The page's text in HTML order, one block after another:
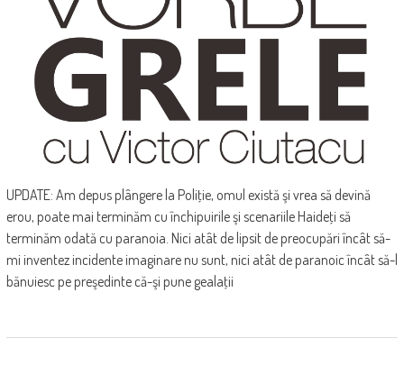
UPDATE: Am depus plângere la Poliţie, omul există şi vrea să devină
erou, poate mai terminăm cu închipuirile şi scenariile Haideţi să
terminăm odată cu paranoia. Nici atât de lipsit de preocupări încât să-
mi inventez incidente imaginare nu sunt, nici atât de paranoic încât să-l
bănuiesc pe preşedinte că-şi pune gealaţii